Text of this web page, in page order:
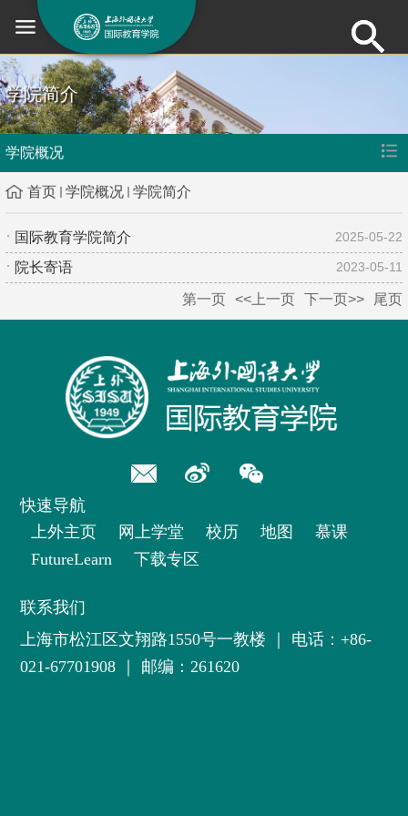
学院简介
学院概况
首页 学院概况 学院简介
国际教育学院简介 2025-05-22
院长寄语 2023-05-11
第一页 <<上一页 下一页>> 尾页
快速导航
上外主页
网上学堂 校历 地图
慕课
FutureLearn
下载专区
联系我们
上海市松江区文翔路1550号一教楼 ｜ 电话：+86-
021-67701908 ｜ 邮编：261620